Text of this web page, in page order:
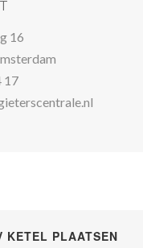
16
17
KETEL PLAATSEN